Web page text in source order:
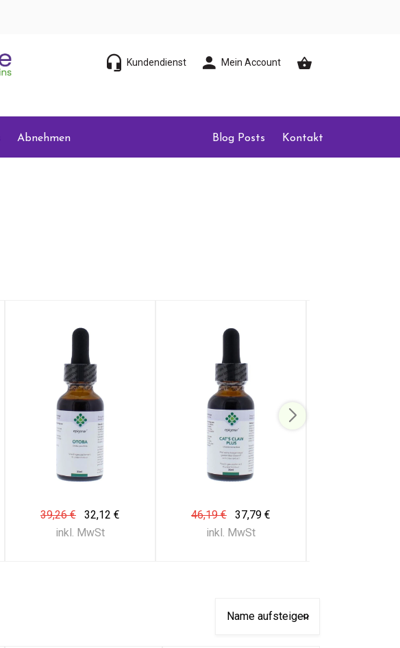
Kundendienst Mein Account
Abnehmen Blog Posts Kontakt
39,26 €
32,12 €
inkl. MwSt
46,19 €
37,79 €
inkl. MwSt